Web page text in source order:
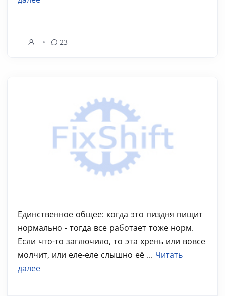
23
Единственное общее: когда это пиздня пищит
нормально - тогда все работает тоже норм.
Если что-то заглючило, то эта хрень или вовсе
молчит, или еле-еле слышно её ... Читать
далее